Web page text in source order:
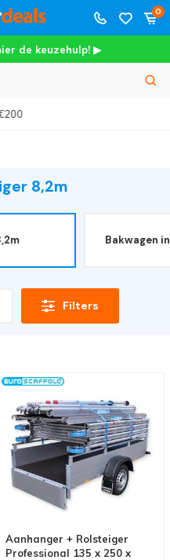
0
de keuzehulp! ▶
tevreden klanten
8,2m
Bakwagen
Filters
Aanhanger + Rolsteiger
Professional 135 x 250 x